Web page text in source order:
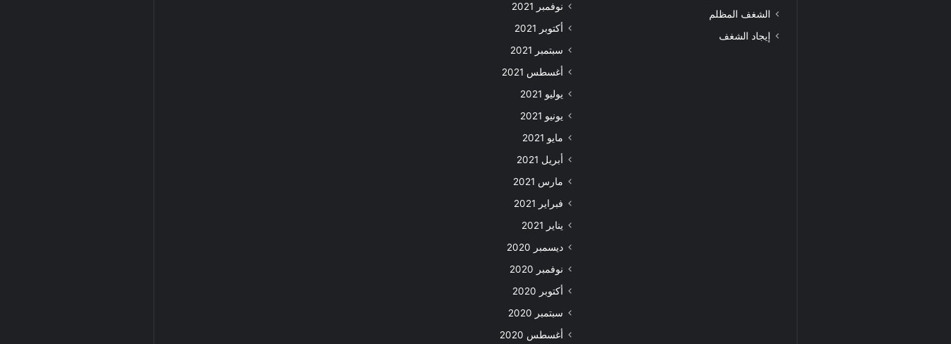
الشغف المظلم
إيجاد الشغف
نوفمبر 2021
أكتوبر 2021
سبتمبر 2021
أغسطس 2021
يوليو 2021
يونيو 2021
مايو 2021
أبريل 2021
مارس 2021
فبراير 2021
يناير 2021
ديسمبر 2020
نوفمبر 2020
أكتوبر 2020
سبتمبر 2020
أغسطس 2020